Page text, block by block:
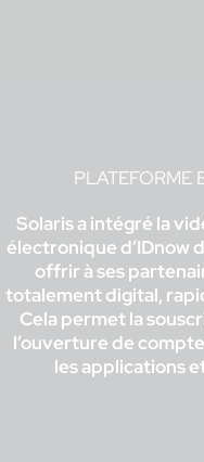
PLATEFORME
Solaris a intégré la
électronique d’IDnow
offrir à ses
totalement digital,
Cela permet la
l’ouverture de
les applications